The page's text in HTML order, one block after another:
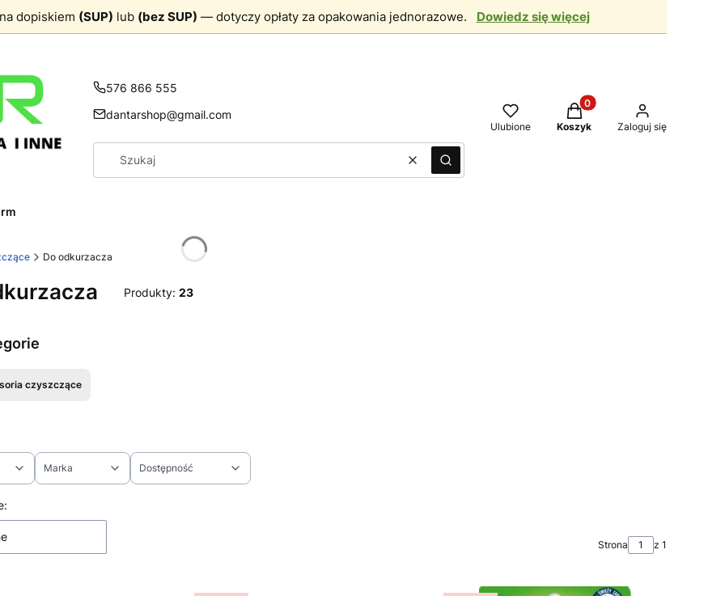
dopiskiem (SUP) lub (bez SUP) — dotyczy opłaty za opakowania jednorazowe. Dowiedz się więcej
576 866 555
dantarshop@gmail.com
WyczyśćSzukaj
Ulubione
Produkty w koszyku: 0.
Koszyk Zaloguj się
Do odkurzacza
Produkty: 23
czyszczące
Marka Dostępność
Strona z 1